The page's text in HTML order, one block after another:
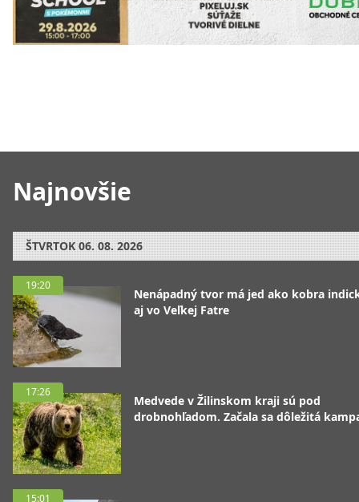
Najnovšie
ŠTVRTOK 06. 08. 2026
19:20
Nenápadný tvor má jed ako kobra
aj vo Veľkej Fatre
17:26
Medvede v Žilinskom kraji sú pod
drobnohľadom. Začala sa dôležitá
15:01